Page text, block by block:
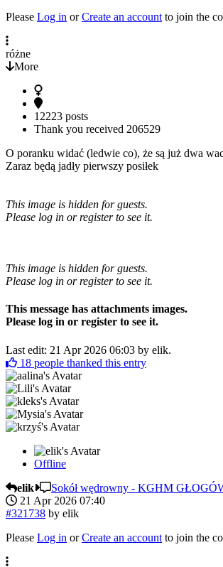
Please Log in orCreate an account to join the
różne
More
12223 posts
Thank you received 206529
O poranku widać (ledwie co), że są już dwa
Zaraz będą jadły pierwszy posiłek
This image is hidden for guests.
Please log in or register to see it.
This image is hidden for guests.
Please log in or register to see it.
This message has attachments images.
Please log in or register to see it.
Last edit: 21 Apr 2026 06:03 by elik.
18 people thanked this entry
Offline
elik
Sokół wędrowny - KGHM
21 Apr 2026 07:40
#321738 by elik
Please Log in orCreate an account to join the